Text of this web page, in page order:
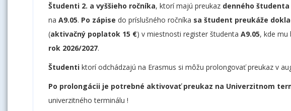
Študenti 2. a vyššieho ročníka, ktorí majú preukaz denného študenta
na A9.05. Po zápise do príslušného ročníka sa študent preukáže
(aktivačný poplatok 15 €) v miestnosti register študenta A9.05, kde mu
rok 2026/2027.
Študenti ktorí odchádzajú na Erasmus si môžu prolongovať preukaz v
Po prolongácii je potrebné aktivovať preukaz na Univerzitnom
univerzitného terminálu !